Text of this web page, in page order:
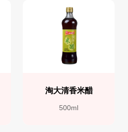
淘大清香米醋
500ml